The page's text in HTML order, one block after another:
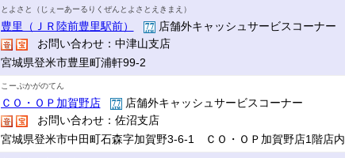
とよさと（じぇーあーるりくぜんとよさとえきまえ）
豊里（ＪＲ陸前豊里駅前）
店舗外キャッシュサービスコーナー
お問い合わせ：中津山支店
宮城県登米市豊里町浦軒99-2
こーぷかがのてん
ＣＯ・ＯＰ加賀野店
店舗外キャッシュサービスコーナー
お問い合わせ：佐沼支店
宮城県登米市中田町石森字加賀野3-6-1 ＣＯ・ＯＰ加賀野店1階店内